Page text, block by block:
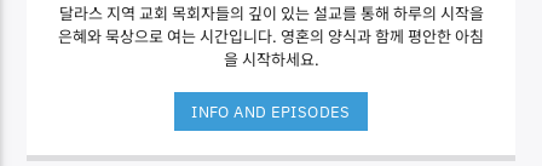
달라스 지역 교회 목회자들의 깊이 있는 설교를 통해 하루의 시작을
은혜와 묵상으로 여는 시간입니다. 영혼의 양식과 함께 평안한 아침
을 시작하세요.
INFO AND EPISODES